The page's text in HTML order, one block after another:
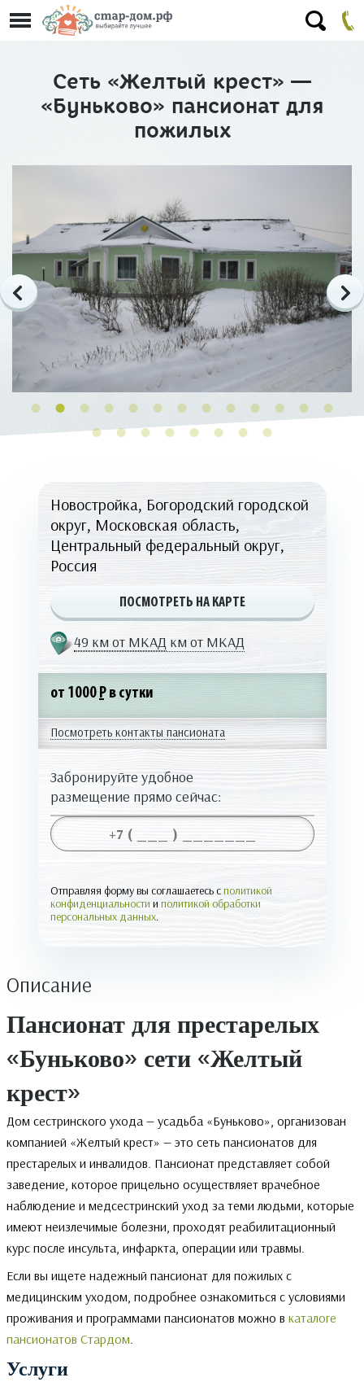
Сеть «Желтый крест» —
«Буньково» пансионат для
пожилых
Новостройка, Богородский городской
округ, Московская область,
Центральный федеральный округ,
Россия
ПОСМОТРЕТЬ НА КАРТЕ
49 км от МКАДкм от МКАД
от 1000 Р в сутки
Посмотреть контакты пансионата
Забронируйте удобное
размещение прямо сейчас:
Отправляя форму вы соглашаетесь сполитикой
конфиденциальности и политикой обработки
персональных данных.
Описание
Пансионат для престарелых
«Буньково» сети «Желтый
крест»
Дом сестринского ухода — усадьба «Буньково», организован
компанией «Желтый крест» — это сеть пансионатов для
престарелых и инвалидов. Пансионат представляет собой
заведение, которое прицельно осуществляет врачебное
наблюдение и медсестринский уход за теми людьми, которые
имеют неизлечимые болезни, проходят реабилитационный
курс после инсульта, инфаркта, операции или травмы.
Если вы ищете надежный пансионат для пожилых с
медицинским уходом, подробнее ознакомиться с условиями
проживания и программами пансионатов можно в каталоге
пансионатов Стардом
Услуги